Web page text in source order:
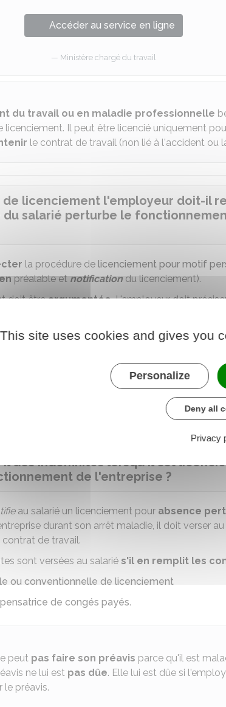
Accéder au service en ligne
Ministère chargé du travail
du travail ou en maladie professionnelle
licenciement. Il peut être licencié uniquement
le contrat de travail (non lié à l'accident ou
licenciement l'employeur doit-il
salarié perturbe le
la procédure de licenciement pour motif
préalable etnotificationdu licenciement).
doit êtreargumentée. L'employeur doit
la nécessité de remplacer définitivement
accord d'entreprisepeuventobliger
demeure au salarié avant de le licencier.
des indemnités lorsqu'il est
de l'entreprise ?
au salarié un licenciement pour absence
durant son arrêt maladie, il doit verser au
de travail.
sont versées au salarié s'il en remplit les
ou conventionnelle de licenciement
de congés payés.
peut pas faire son préavis parce qu'il est
ne lui est pas dûe. Elle lui est dûe si
le préavis.
This site uses cookies and gives you
Personalize
Deny all
Privacy